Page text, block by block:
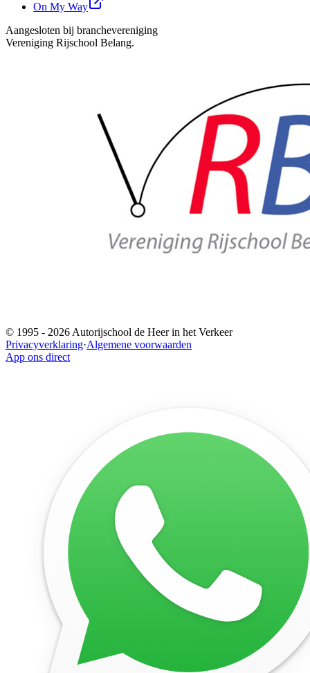
On My Way
Aangesloten bij branchevereniging
Vereniging Rijschool Belang.
© 1995 - 2026 Autorijschool de Heer in het Verkeer
Privacyverklaring·Algemene voorwaarden
App ons direct